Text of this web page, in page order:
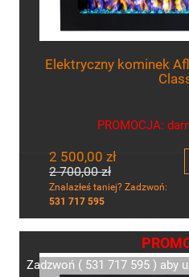
Elektryczny kominek
PROMOCJA:
2 500,00 zł
2 700,00 zł
Znalazłeś taniej? Zadzwoń:
531 717 595
Zadzwoń ( 531 717 595 ) aby